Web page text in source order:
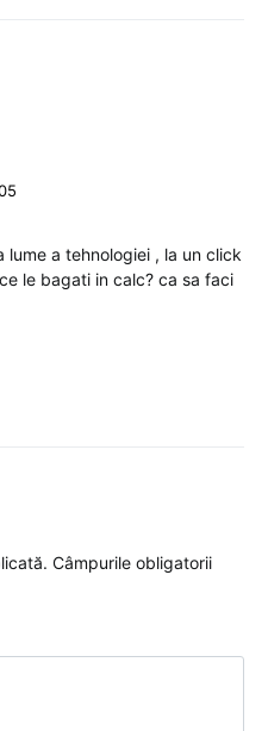
lume a tehnologiei , la un click
le bagati in calc? ca sa faci
Câmpurile obligatorii